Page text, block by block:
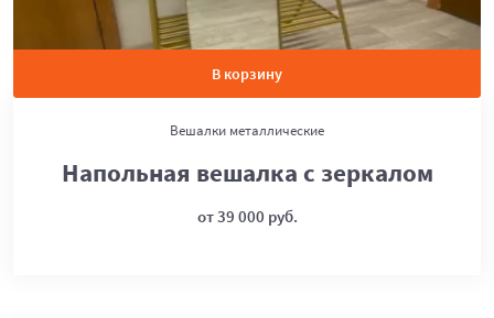
В корзину
Вешалки металлические
Напольная вешалка с зеркалом
от 39 000 руб.